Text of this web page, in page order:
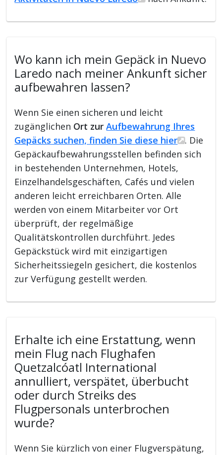
Wo kann ich mein Gepäck in Nuevo
Laredo nach meiner Ankunft sicher
aufbewahren lassen?
Wenn Sie einen sicheren und leicht
zugänglichen Ort zurAufbewahrung Ihres
Gepäcks suchen, finden Sie diese hier
. Die
Gepäckaufbewahrungsstellen befinden sich
in bestehenden Unternehmen, Hotels,
Einzelhandelsgeschäften, Cafés und vielen
anderen leicht erreichbaren Orten. Alle
werden von einem Mitarbeiter vor Ort
überprüft, der regelmäßige
Qualitätskontrollen durchführt. Jedes
Gepäckstück wird mit einzigartigen
Sicherheitssiegeln gesichert, die kostenlos
zur Verfügung gestellt werden.
Erhalte ich eine Erstattung, wenn
mein Flug nach Flughafen
Quetzalcóatl International
annulliert, verspätet, überbucht
oder durch Streiks des
Flugpersonals unterbrochen
wurde?
Wenn Sie kürzlich von einer Flugverspätung,